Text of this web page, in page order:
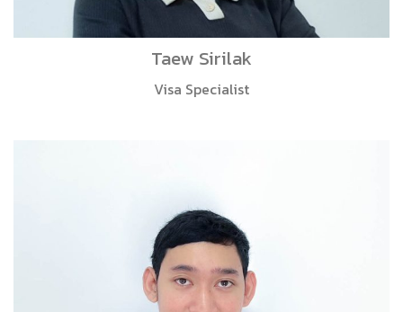
Taew Sirilak
Visa Specialist